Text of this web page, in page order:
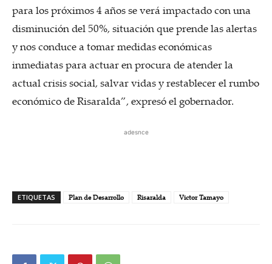
para los próximos 4 años se verá impactado con una
disminución del 50%, situación que prende las alertas
y nos conduce a tomar medidas económicas
inmediatas para actuar en procura de atender la
actual crisis social, salvar vidas y restablecer el rumbo
económico de Risaralda”, expresó el gobernador.
adesnce
ETIQUETAS Plan de Desarrollo Risaralda Victor Tamayo